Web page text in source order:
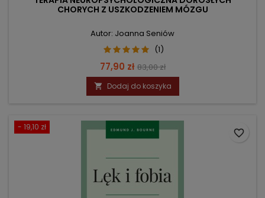
CHORYCH Z USZKODZENIEM MÓZGU
Autor: Joanna Seniów
(1)
Cena
77,90 zł Cena
podstawowa
83,00 zł
 Dodaj do koszyka
- 19,10 zł
favorite_border